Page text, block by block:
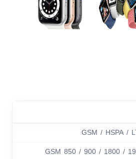
GSM / HSPA /
GSM 850 / 900 / 1800 /